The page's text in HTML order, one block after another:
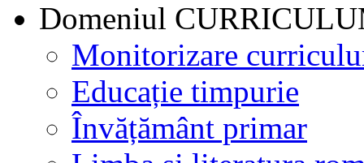
Domeniul
Monitorizare
Educație timpurie
Învățământ primar